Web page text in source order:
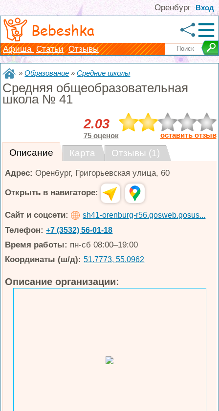
Вход
Оренбург
Bebeshka
Афиша Статьи Отзывы
»Образование »Средние школы
Средняя общеобразовательная
школа № 41
2.03
75 оценок оставить отзыв
Описание Карта Отзывы (1)
Адрес: Оренбург, Григорьевская улица, 60
Открыть в навигаторе:
Сайт и соцсети: sh41-orenburg-r56.gosweb.gosus...
Телефон: +7 (3532) 56-01-18
Время работы: пн-сб 08:00–19:00
Координаты (ш/д): 51.7773, 55.0962
Описание организации: